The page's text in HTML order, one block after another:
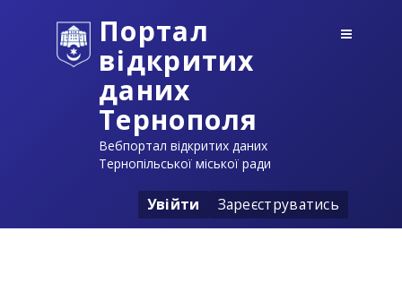
Портал
відкритих
даних
Тернополя
Вебпортал відкритих даних
Тернопільської міської ради
Увійти Зареєструватись